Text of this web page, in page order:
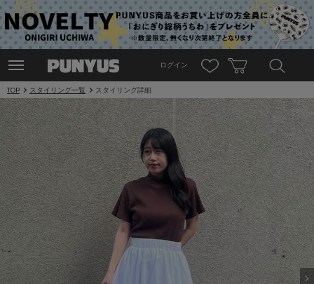
ログイン
TOP スタイリング一覧 スタイリング詳細